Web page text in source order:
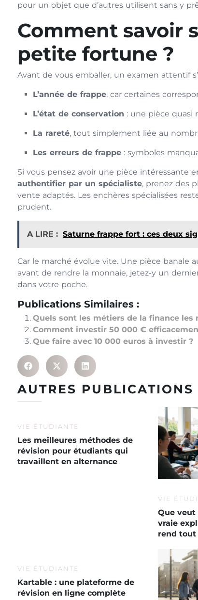
pour un objet que d’autres utilisent sans y
Comment savoir
petite fortune ?
Avant de vous emballer, un examen attentif
L’année de frappe, car certaines
L’état de conservation : une pièce quasi
La rareté, tout simplement liée au
Les erreurs de frappe : symboles
Si vous pensez avoir une pièce intéressante
authentifier par un spécialiste, prenez des
vente adaptés. Les enchères spécialisées
prudent.
A LIRE : Saturne frappe fort : ces deux
Car le marché évolue vite. Une pièce banale
avant de rendre la monnaie, jetez-y un
dans votre poche.
Publications Similaires :
Quels sont les métiers de la finance les
Comment investir 50 000 €
Que faire avec 10 000 euros à investir ?
AUTRES PUBLICATIONS
VIE ÉTUDIANTE
Les meilleures méthodes de
révision pour étudiants qui
travaillent en alternance
VIE
Que veut
vraie
rend tout
VIE ÉTUDIANTE
Kartable : une plateforme de
révision en ligne complète